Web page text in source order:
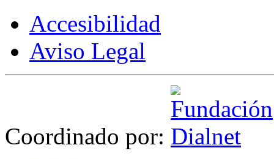
Accesibilidad
Aviso Legal
Coordinado por: